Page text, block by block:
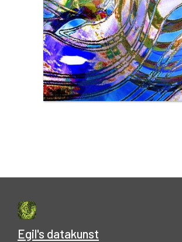
Egil's datakunst